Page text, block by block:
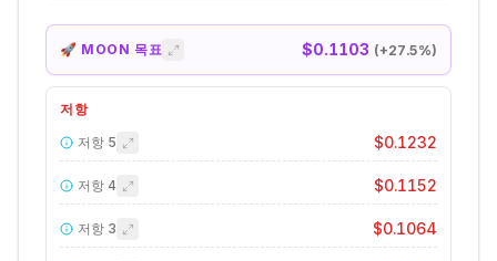
🚀 MOON 목표 $0.1103 (+27.5%)
저항
저항 5 $0.1232
저항 4 $0.1152
저항 3 $0.1064